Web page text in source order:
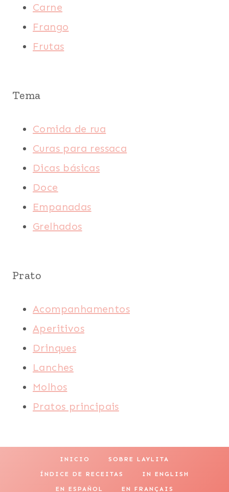
Carne
Frango
Frutas
Tema
Comida de rua
Curas para ressaca
Dicas básicas
Doce
Empanadas
Grelhados
Prato
Acompanhamentos
Aperitivos
Drinques
Lanches
Molhos
Pratos principais
INICIO SOBRE LAYLITA
ÍNDICE DE RECEITAS IN ENGLISH
EN ESPAÑOL EN FRANÇAIS